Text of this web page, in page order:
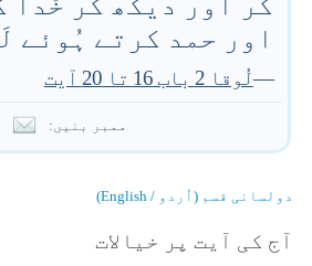
اور حمد کرتے ہُوئے
—لُوقا 2 باب 16 تا 20 آیت
ممبر بنیں:
دولسانی قسم (اُردو / English)
آج کی آیت پر خیالات